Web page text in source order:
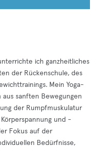
ich ganzheitliches
der Rückenschule, des
Mein Yoga-
sanften Bewegungen
der Rumpfmuskulatur
und -
Fokus auf der
Bedürfnisse,